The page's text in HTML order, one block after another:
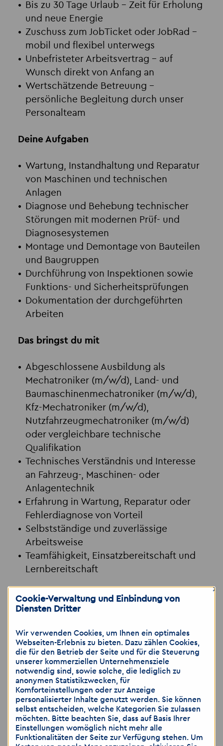
Bis zu 30 Tage Urlaub – Zeit für Erholung
und neue Energie
Zuschuss zum JobTicket oder JobRad –
mobil und flexibel unterwegs
Unbefristeter Arbeitsvertrag – auf
Wunsch direkt von Anfang an
Wertschätzende Betreuung –
persönliche Begleitung durch unser
Personalteam
Deine Aufgaben
Wartung, Instandhaltung und Reparatur
von Maschinen und technischen
Anlagen
Diagnose und Behebung technischer
Störungen mit modernen Prüf- und
Diagnosesystemen
Montage und Demontage von Bauteilen
und Baugruppen
Durchführung von Inspektionen sowie
Funktions- und Sicherheitsprüfungen
Dokumentation der durchgeführten
Arbeiten
Das bringst du mit
Abgeschlossene Ausbildung als
Mechatroniker (m/w/d), Land- und
Baumaschinenmechatroniker (m/w/d),
Kfz-Mechatroniker (m/w/d),
Nutzfahrzeugmechatroniker (m/w/d)
oder vergleichbare technische
Qualifikation
Technisches Verständnis und Interesse
an Fahrzeug-, Maschinen- oder
Anlagentechnik
Erfahrung in Wartung, Reparatur oder
Fehlerdiagnose von Vorteil
Selbstständige und zuverlässige
Arbeitsweise
Teamfähigkeit, Einsatzbereitschaft und
Lernbereitschaft
Jetzt bewerben!
an leipzig@akzent-personal.deoder ruf
uns direkt an unter0341 9837828bzw.
mobil0152 59141831– gerne auch per
Messenger.
Akzent Personaldienstleistungen GmbH
Ansprechpartnerin: Elin Wilhelm
Großer Brockhaus 1
04103 Leipzig
Cookie-Verwaltung und Einbindung von
Diensten Dritter
×
Wir verwenden Cookies, um Ihnen ein optimales
Webseiten-Erlebnis zu bieten. Dazu zählen Cookies,
die für den Betrieb der Seite und für die Steuerung
unserer kommerziellen Unternehmensziele
notwendig sind, sowie solche, die lediglich zu
anonymen Statistikzwecken, für
Komforteinstellungen oder zur Anzeige
personalisierter Inhalte genutzt werden. Sie können
selbst entscheiden, welche Kategorien Sie zulassen
möchten. Bitte beachten Sie, dass auf Basis Ihrer
Einstellungen womöglich nicht mehr alle
Funktionalitäten der Seite zur Verfügung stehen. Um